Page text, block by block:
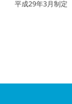
平成29年3月制定